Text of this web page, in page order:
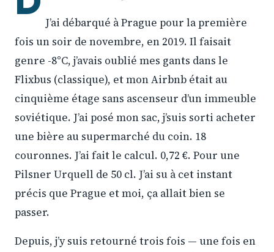
J’ai débarqué à Prague pour la première
fois un soir de novembre, en 2019. Il faisait
genre -8°C, j’avais oublié mes gants dans le
Flixbus (classique), et mon Airbnb était au
cinquième étage sans ascenseur d’un immeuble
soviétique. J’ai posé mon sac, j’suis sorti acheter
une bière au supermarché du coin. 18
couronnes. J’ai fait le calcul. 0,72 €. Pour une
Pilsner Urquell de 50 cl. J’ai su à cet instant
précis que Prague et moi, ça allait bien se
passer.
Depuis, j’y suis retourné trois fois — une fois en